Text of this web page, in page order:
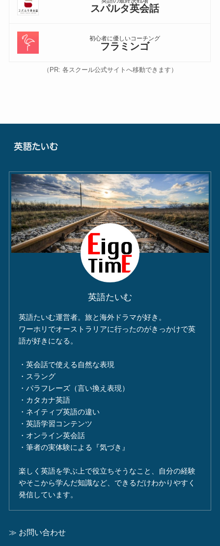
スパルタ英会話
初心者に優しいコーチング
フラミンゴ
（PR: 各スクール公式サイトへ移動できます）
英語たいむ
英語たいむ運営者。旅と海外ドラマが好き。
ワーホリでオーストラリアに行ったのがきっかけで英
語が好きになる。
・英会話で使える自然な表現
・スラング
・パラフレーズ（言い換え表現）
・カタカナ英語
・ネイティブ英語の違い
・英語学習コンテンツ
・オンライン英会話
・筆者の実体験による『気づき』
楽しく英語を学ぶ上で役立ちそうなこと、自分の経験
やそこから学んだ知識など、できるだけわかりやすく
発信しています。
≫ お問い合わせ